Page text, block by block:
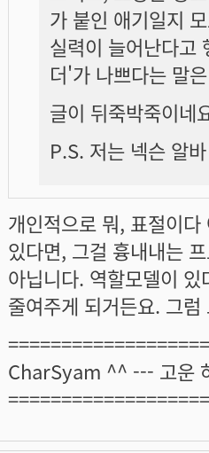
가 붙인 애기일지
실력이 늘어난다고
더'가 나쁘다는 말
글이 뒤죽박죽이네
P.S. 저는 넥슨 알
개인적으로 뭐, 표절이
있다면, 그걸 흉내내는
아닙니다. 역할모델이
줄여주게 되거든요. 그
CharSyam ^^ --- 고운